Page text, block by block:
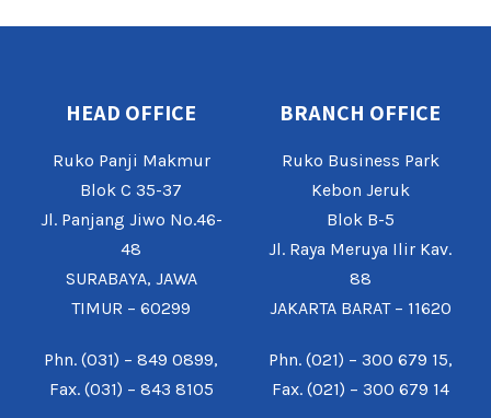
HEAD OFFICE
Ruko Panji Makmur
Blok C 35-37
Jl. Panjang Jiwo No.46-
48
SURABAYA, JAWA
TIMUR – 60299
Phn. (031) – 849 0899,
Fax. (031) – 843 8105
BRANCH OFFICE
Ruko Business Park
Kebon Jeruk
Blok B-5
Jl. Raya Meruya Ilir Kav.
88
JAKARTA BARAT – 11620
Phn. (021) – 300 679 15,
Fax. (021) – 300 679 14